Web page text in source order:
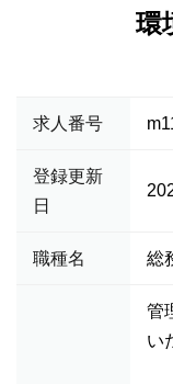
環
求人番号
登録更新
日
職種名 総
管
い